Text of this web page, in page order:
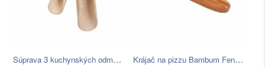
Súprava 3 kuchynských odmeriek z… Krájač na pizzu Bambum Fenola